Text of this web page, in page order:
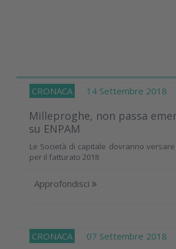
CRONACA 14 Settembre 2018
Milleproghe, non passa
su ENPAM
Le Società di capitale dovranno
per il fatturato 2018
Approfondisci
CRONACA 07 Settembre 2018